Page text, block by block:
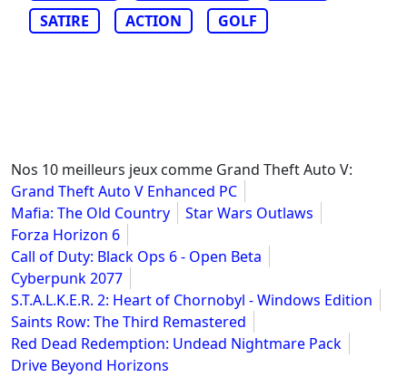
SATIRE
ACTION GOLF
Nos 10 meilleurs jeux comme Grand Theft Auto V:
Grand Theft Auto V Enhanced PC
Mafia: The Old Country
Star Wars Outlaws
Forza Horizon 6
Call of Duty: Black Ops 6 - Open Beta
Cyberpunk 2077
S.T.A.L.K.E.R. 2: Heart of Chornobyl - Windows Edition
Saints Row: The Third Remastered
Red Dead Redemption: Undead Nightmare Pack
Drive Beyond Horizons